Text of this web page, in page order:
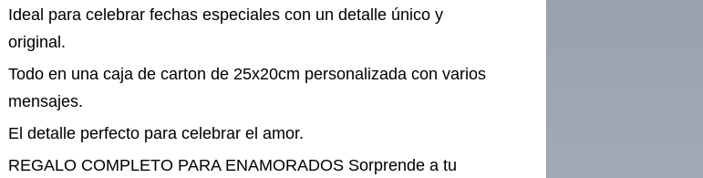
Ideal para celebrar fechas especiales con un detalle único y
original.
Todo en una caja de carton de 25x20cm personalizada con varios
mensajes.
El detalle perfecto para celebrar el amor.
REGALO COMPLETO PARA ENAMORADOS Sorprende a tu